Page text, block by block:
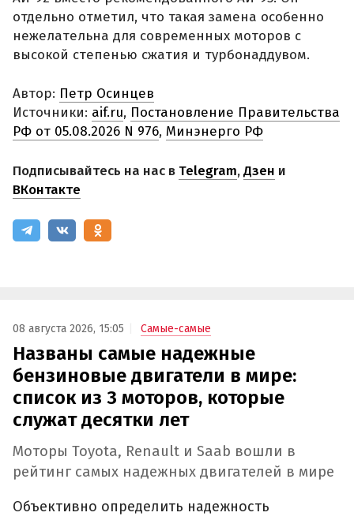
отдельно отметил, что такая замена особенно
нежелательна для современных моторов с
высокой степенью сжатия и турбонаддувом.
Автор: Петр Осинцев
Источники: aif.ru, Постановление Правительства
РФ от 05.08.2026 N 976, Минэнерго РФ
Подписывайтесь на нас в Telegram,Дзен и
ВКонтакте
08 августа 2026, 15:05 Самые-самые
Названы самые надежные
бензиновые двигатели в мире:
список из 3 моторов, которые
служат десятки лет
Моторы Toyota, Renault и Saab вошли в
рейтинг самых надежных двигателей в мире
Объективно определить надежность